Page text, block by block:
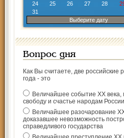
24
25 26 27 28
31
Выберите дату
Вопрос дня
Как Вы считаете, две российские
года - это
Величайшее событие ХХ века,
свободу и счастье народам России
Величайшее разочарование
доказавшее невозможность
справедливого государства